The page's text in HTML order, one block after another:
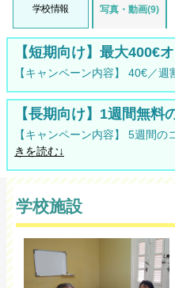
学校情報 写真・動画(9)
【短期向け】最大400€
【キャンペーン内容】 40€／
【長期向け】1週間無料
【キャンペーン内容】 5週間
きを読む↓
学校施設